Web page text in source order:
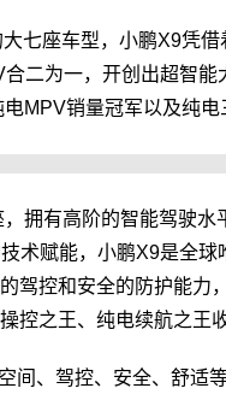
七座车型，小鹏X9凭
二为一，开创出超智
MPV销量冠军以及纯电
拥有高阶的智能驾驶
术赋能，小鹏X9是全
驾控和安全的防护能力
控之王、纯电续航之王
间、驾控、安全、舒适